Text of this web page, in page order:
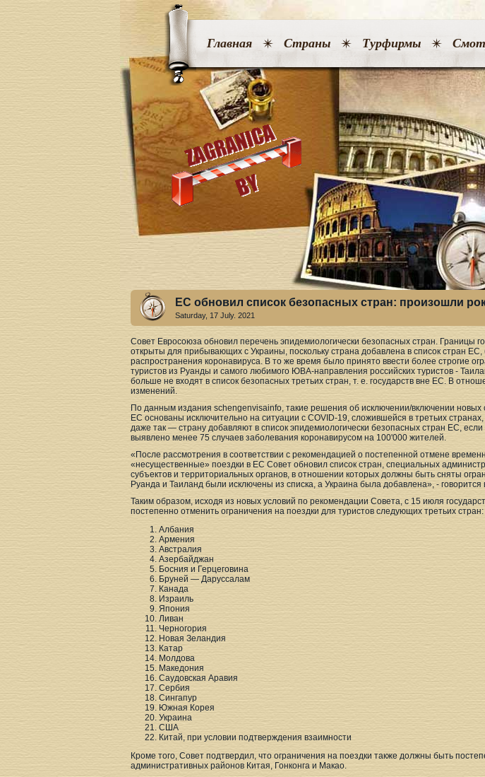
Главная Страны Турфирмы
ЕС обновил список безопасных стран: произошли
Saturday, 17 July. 2021
Совет Евросоюза обновил перечень эпидемиологически безопасных стран. Границы
открыты для прибывающих с Украины, поскольку страна добавлена в список стран ЕС,
распространения коронавируса. В то же время было принято ввести более строгие
туристов из Руанды и самого любимого ЮВА-направления российских туристов -
больше не входят в список безопасных третьих стран, т. е. государств вне ЕС. В
изменений.
По данным издания schengenvisainfo, такие решения об исключении/включении новых
ЕС основаны исключительно на ситуации с COVID-19, сложившейся в третьих
даже так — страну добавляют в список эпидемиологически безопасных стран ЕС,
выявлено менее 75 случаев заболевания коронавирусом на 100'000 жителей.
«После рассмотрения в соответствии с рекомендацией о постепенной отмене
«несущественные» поездки в ЕС Совет обновил список стран, специальных
субъектов и территориальных органов, в отношении которых должны быть сняты
Руанда и Таиланд были исключены из списка, а Украина была добавлена», - говорится
Таким образом, исходя из новых условий по рекомендации Совета, с 15 июля
постепенно отменить ограничения на поездки для туристов следующих третьих стран:
Албания
Армения
Австралия
Азербайджан
Босния и Герцеговина
Бруней — Даруссалам
Канада
Израиль
Япония
Ливан
Черногория
Новая Зеландия
Катар
Молдова
Македония
Саудовская Аравия
Сербия
Сингапур
Южная Корея
Украина
США
Китай, при условии подтверждения взаимности
Кроме того, Совет подтвердил, что ограничения на поездки также должны быть
административных районов Китая, Гонконга и Макао.